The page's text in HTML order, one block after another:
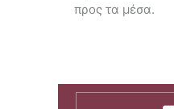
προς τα μέσα.